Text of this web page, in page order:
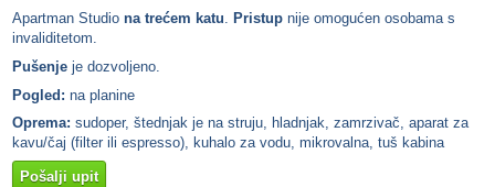
Apartman Studio na trećem katu. Pristup nije omogućen osobama s
invaliditetom.
Pušenje je dozvoljeno.
Pogled: na planine
Oprema: sudoper, štednjak je na struju, hladnjak, zamrzivač, aparat za
kavu/čaj (filter ili espresso), kuhalo za vodu, mikrovalna, tuš kabina
Pošalji upit